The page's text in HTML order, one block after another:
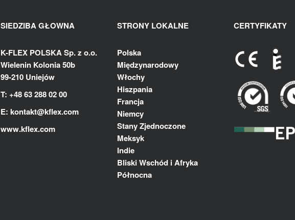
SIEDZIBA GŁOWNA
K-FLEX POLSKA Sp. z o.o.
Wielenin Kolonia 50b
99-210 Uniejów
T: +48 63 288 02 00
E: kontakt@kflex.com
www.kflex.com
STRONY LOKALNE
Polska
Międzynarodowy
Włochy
Hiszpania
Francja
Niemcy
Stany Zjednoczone
Meksyk
Indie
Bliski Wschód i Afryka
Północna
CERTYFIKATY